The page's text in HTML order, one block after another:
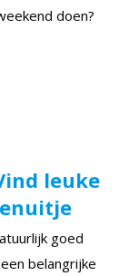
doen?
leuke
goed
belangrijke